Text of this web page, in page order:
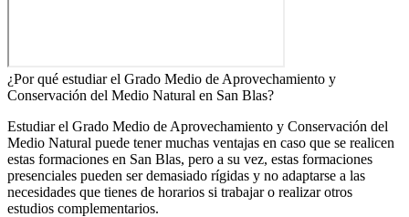
¿Por qué estudiar el Grado Medio de Aprovechamiento y
Conservación del Medio Natural en San Blas?
Estudiar el Grado Medio de Aprovechamiento y Conservación del
Medio Natural puede tener muchas ventajas en caso que se realicen
estas formaciones en San Blas, pero a su vez, estas formaciones
presenciales pueden ser demasiado rígidas y no adaptarse a las
necesidades que tienes de horarios si trabajar o realizar otros
estudios complementarios.